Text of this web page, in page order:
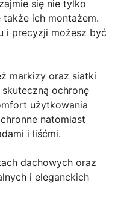
się nie tylko
ich montażem.
i precyzji możesz być
markizy oraz siatki
ochronę
użytkowania
natomiast
i liśćmi.
dachowych oraz
i eleganckich